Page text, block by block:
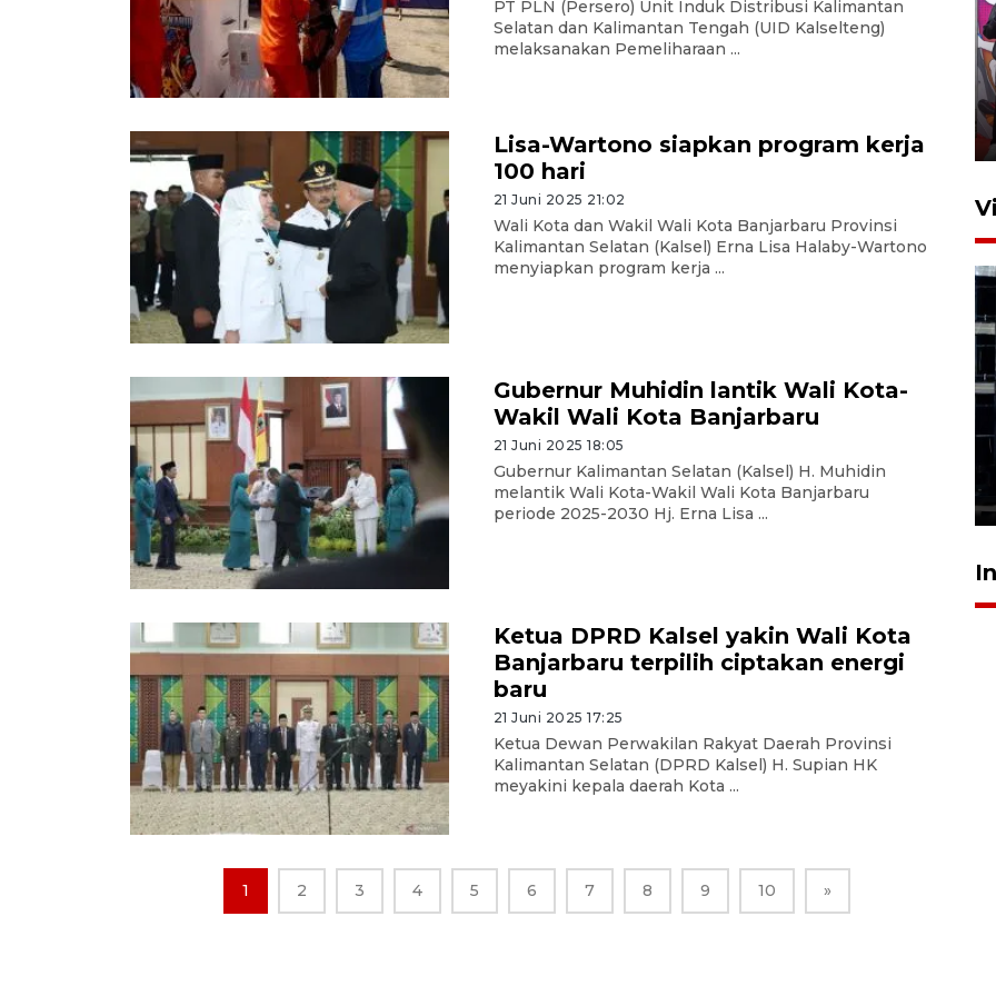
PT PLN (Persero) Unit Induk Distribusi Kalimantan
Selatan dan Kalimantan Tengah (UID Kalselteng)
melaksanakan Pemeliharaan ...
Lisa-Wartono siapkan program kerja
100 hari
21 Juni 2025 21:02
Wali Kota dan Wakil Wali Kota Banjarbaru Provinsi
Kalimantan Selatan (Kalsel) Erna Lisa Halaby-Wartono
menyiapkan program kerja ...
Gubernur Muhidin lantik Wali Kota-
Wakil Wali Kota Banjarbaru
21 Juni 2025 18:05
Gubernur Kalimantan Selatan (Kalsel) H. Muhidin
melantik Wali Kota-Wakil Wali Kota Banjarbaru
periode 2025-2030 Hj. Erna Lisa ...
Ketua DPRD Kalsel yakin Wali Kota
Banjarbaru terpilih ciptakan energi
baru
21 Juni 2025 17:25
Ketua Dewan Perwakilan Rakyat Daerah Provinsi
Kalimantan Selatan (DPRD Kalsel) H. Supian HK
meyakini kepala daerah Kota ...
1 2 3 4 5 6 7 8 9 10 »
Ketua DPRD Syahrial hadiri
23 Juli 2026 21:36
Feature - Kalsel Merangkul
Anak Putus Sekolah Lewat
Pendidikan Kesetaraan
Bagian 1
30 Juli 2026 17:51